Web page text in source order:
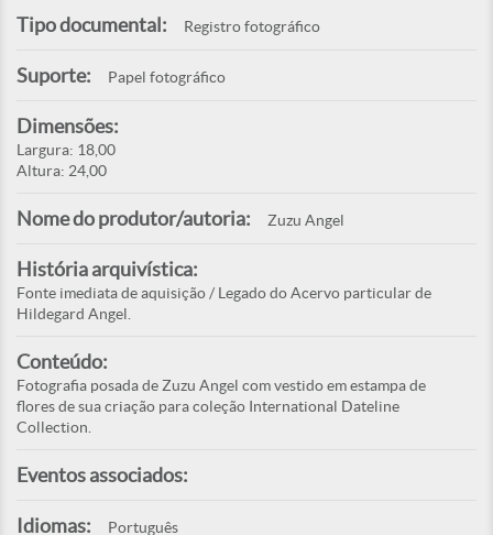
Tipo documental: Registro fotográfico
Suporte: Papel fotográfico
Dimensões:
Largura: 18,00
Altura: 24,00
Nome do produtor/autoria: Zuzu Angel
História arquivística:
Fonte imediata de aquisição / Legado do Acervo particular de
Hildegard Angel.
Conteúdo:
Fotografia posada de Zuzu Angel com vestido em estampa de
flores de sua criação para coleção International Dateline
Collection.
Eventos associados:
Idiomas: Português